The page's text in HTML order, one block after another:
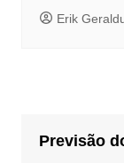
Erik
Previsão